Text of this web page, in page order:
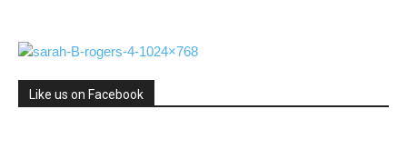
Like us on Facebook